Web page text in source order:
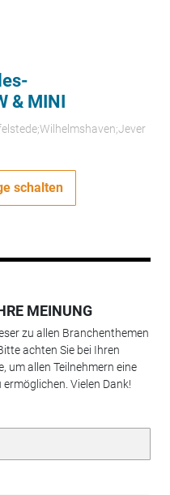
& MINI
schalten
MEINUNG
zu allen Branchenthemen
achten Sie bei Ihren
um allen Teilnehmern eine
Vielen Dank!